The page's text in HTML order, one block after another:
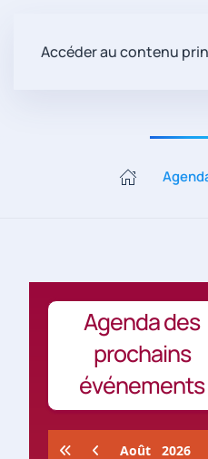
Accéder au contenu
Agenda des
prochains
événements
Août 2026